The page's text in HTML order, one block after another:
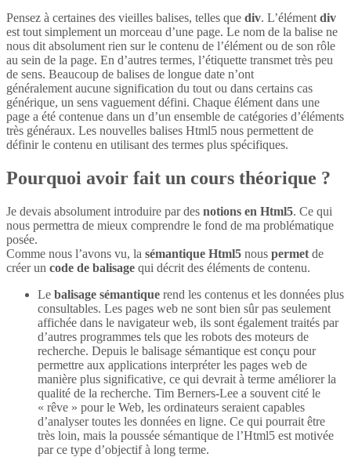
Pensez à certaines des vieilles balises, telles que div. L’élément div
est tout simplement un morceau d’une page. Le nom de la balise ne
nous dit absolument rien sur le contenu de l’élément ou de son rôle
au sein de la page. En d’autres termes, l’étiquette transmet très peu
de sens. Beaucoup de balises de longue date n’ont
généralement aucune signification du tout ou dans certains cas
générique, un sens vaguement défini. Chaque élément dans une
page a été contenue dans un d’un ensemble de catégories d’éléments
très généraux. Les nouvelles balises Html5 nous permettent de
définir le contenu en utilisant des termes plus spécifiques.
Pourquoi avoir fait un cours théorique ?
Je devais absolument introduire par des notions en Html5. Ce qui
nous permettra de mieux comprendre le fond de ma problématique
posée.
Comme nous l’avons vu, la sémantique Html5 nous permet de
créer un code de balisage qui décrit des éléments de contenu.
Le balisage sémantique rend les contenus et les données plus
consultables. Les pages web ne sont bien sûr pas seulement
affichée dans le navigateur web, ils sont également traités par
d’autres programmes tels que les robots des moteurs de
recherche. Depuis le balisage sémantique est conçu pour
permettre aux applications interpréter les pages web de
manière plus significative, ce qui devrait à terme améliorer la
qualité de la recherche. Tim Berners-Lee a souvent cité le
« rêve » pour le Web, les ordinateurs seraient capables
d’analyser toutes les données en ligne. Ce qui pourrait être
très loin, mais la poussée sémantique de l’Html5 est motivée
par ce type d’objectif à long terme.